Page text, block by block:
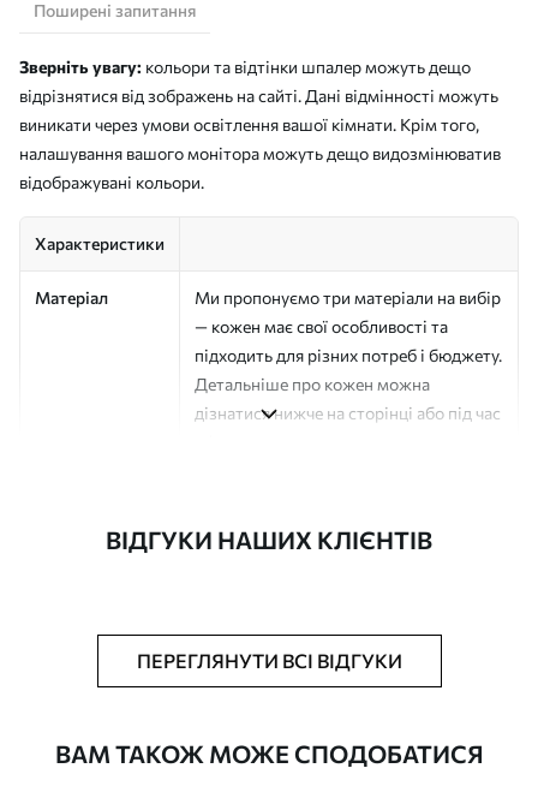
Поширені запитання
Зверніть увагу: кольори та відтінки шпалер можуть дещо
відрізнятися від зображень на сайті. Дані відмінності можуть
виникати через умови освітлення вашої кімнати. Крім того,
налашування вашого монітора можуть дещо видозмінюватив
відображувані кольори.
Характеристики
Матеріал
Ми пропонуємо три матеріали на вибір
— кожен має свої особливості та
підходить для різних потреб і бюджету.
Детальніше про кожен можна
дізнатися нижче на сторінці або під час
Номер артикулу a01185
Виробництво
Друк на замовлення, постачається
рулонами до 50 см завширшки
Додатково
Можна додати покриття лаком та/або
клей для шпалер
ВІДГУКИ НАШИХ КЛІЄНТІВ
ПЕРЕГЛЯНУТИ ВСІ ВІДГУКИ
ВАМ ТАКОЖ МОЖЕ СПОДОБАТИСЯ